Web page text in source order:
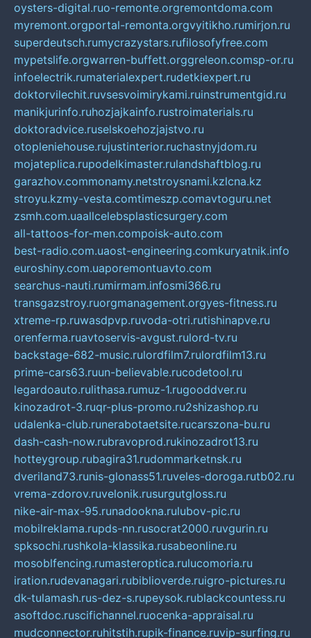
oysters-digital.ruo-remonte.orgremontdoma.com
myremont.orgportal-remonta.orgvyitikho.rumirjon.ru
superdeutsch.rumycrazystars.rufilosofyfree.com
mypetslife.orgwarren-buffett.orggreleon.comsp-or.ru
infoelectrik.rumaterialexpert.rudetkiexpert.ru
doktorvilechit.ruvsesvoimirykami.ruinstrumentgid.ru
manikjurinfo.ruhozjajkainfo.rustroimaterials.ru
doktoradvice.ruselskoehozjajstvo.ru
otopleniehouse.rujustinterior.ruchastnyjdom.ru
mojateplica.rupodelkimaster.rulandshaftblog.ru
garazhov.commonamy.netstroysnami.kzlcna.kz
stroyu.kzmy-vesta.comtimeszp.comavtoguru.net
zsmh.com.uaallcelebsplasticsurgery.com
all-tattoos-for-men.compoisk-auto.com
best-radio.com.uaost-engineering.comkuryatnik.info
euroshiny.com.uaporemontuavto.com
searchus-nauti.rumirmam.infosmi366.ru
transgazstroy.ruorgmanagement.orgyes-fitness.ru
xtreme-rp.ruwasdpvp.ruvoda-otri.rutishinapve.ru
orenferma.ruavtoservis-avgust.rulord-tv.ru
backstage-682-music.rulordfilm7.rulordfilm13.ru
prime-cars63.ruun-believable.rucodetool.ru
legardoauto.rulithasa.rumuz-1.rugooddver.ru
kinozadrot-3.ruqr-plus-promo.ru2shizashop.ru
udalenka-club.runerabotaetsite.rucarszona-bu.ru
dash-cash-now.rubravoprod.rukinozadrot13.ru
hotteygroup.rubagira31.rudommarketnsk.ru
dveriland73.runis-glonass51.ruveles-doroga.rutb02.ru
vrema-zdorov.ruvelonik.rusurgutgloss.ru
nike-air-max-95.runadookna.rulubov-pic.ru
mobilreklama.rupds-nn.rusocrat2000.ruvgurin.ru
spksochi.rushkola-klassika.rusabeonline.ru
mosoblfencing.rumasteroptica.rulucomoria.ru
iration.rudevanagari.rubiblioverde.ruigro-pictures.ru
dk-tulamash.rus-dez-s.rupeysok.rublackcountess.ru
asoftdoc.ruscifichannel.ruocenka-appraisal.ru
mudconnector.ruhitstih.rupik-finance.ruvip-surfing.ru